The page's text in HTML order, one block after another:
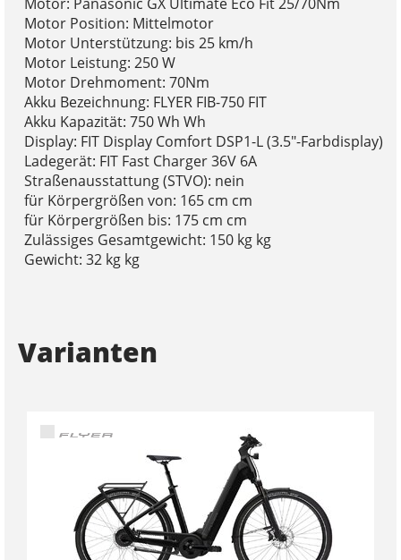
Motor Position: Mittelmotor
Motor Unterstützung: bis 25 km/h
Motor Leistung: 250 W
Motor Drehmoment: 70Nm
Akku Bezeichnung: FLYER FIB-750 FIT
Akku Kapazität: 750 Wh Wh
Display: FIT Display Comfort DSP1-L (3.5"-Farbdisplay)
Ladegerät: FIT Fast Charger 36V 6A
Straßenausstattung (STVO): nein
für Körpergrößen von: 165 cm cm
für Körpergrößen bis: 175 cm cm
Zulässiges Gesamtgewicht: 150 kg kg
Gewicht: 32 kg kg
Varianten